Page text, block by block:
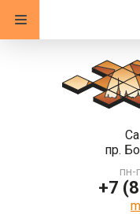
пр.
пн-
+7